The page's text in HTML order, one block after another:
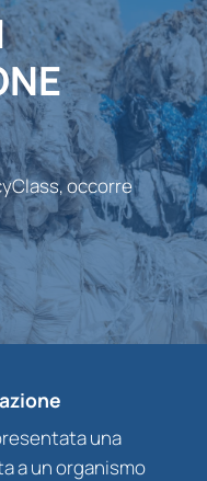
occorre
una
a un organismo